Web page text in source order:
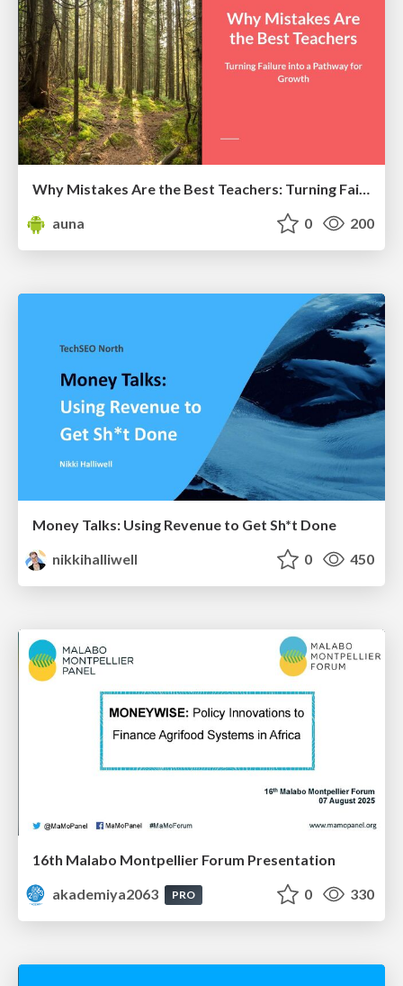
Why Mistakes Are the Best Teachers: Turning Failure into a Pathway for Growth
auna
0 200
Money Talks: Using Revenue to Get Sh*t Done
nikkihalliwell
0 450
16th Malabo Montpellier Forum Presentation
akademiya2063
PRO 0 330